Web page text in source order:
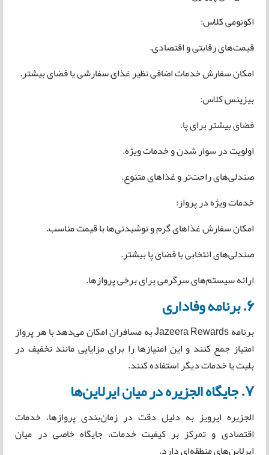
اکونومی کلاس:
قیمت‌های رقابتی و اقتصادی.
امکان سفارش خدمات اضافی نظیر غذای سفارشی یا فضای بیشتر.
بیزینس کلاس:
فضای بیشتر برای پا.
اولویت در سوار شدن و خدمات ویژه.
صندلی‌های راحت‌تر و غذاهای متنوع.
خدمات ویژه در پرواز:
امکان سفارش غذاهای گرم و نوشیدنی‌ها با قیمت مناسب.
صندلی‌های انتخابی با فضای پا بیشتر.
ارائه سیستم‌های سرگرمی برای برخی پروازها.
6. برنامه وفاداری
برنامه Jazeera Rewards به مسافران امکان می‌دهد با هر پرواز
امتیاز جمع کنند و این امتیازها را برای مزایایی مانند تخفیف در
بلیت یا خدمات دیگر استفاده کنند.
7. جایگاه الجزیره در میان ایرلاین‌ها
الجزیره ایرویز به دلیل دقت در زمان‌بندی پروازها، خدمات
اقتصادی و تمرکز بر کیفیت خدمات، جایگاه خاصی در میان
ایرلاین‌های منطقه‌ای دارد.